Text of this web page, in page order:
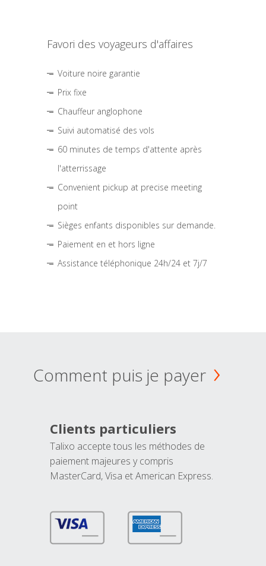
Favori des voyageurs d'affaires
Voiture noire garantie
Prix fixe
Chauffeur anglophone
Suivi automatisé des vols
60 minutes de temps d'attente après
l'atterrissage
Convenient pickup at precise meeting
point
Sièges enfants disponibles sur demande.
Paiement en et hors ligne
Assistance téléphonique 24h/24 et 7j/7
Comment puis je payer
Clients particuliers
Talixo accepte tous les méthodes de
paiement majeures y compris
MasterCard, Visa et American Express.